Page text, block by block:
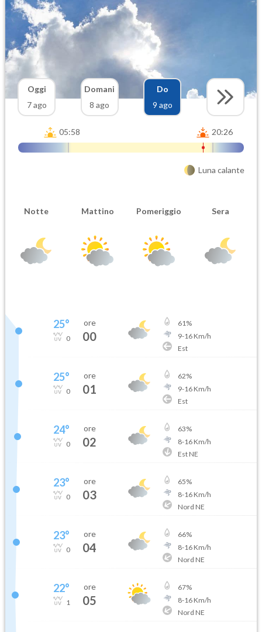
Oggi
7 ago
Domani
8 ago
Do
9 ago
05:58 20:26
Luna calante
Notte Mattino Pomeriggio Sera
25°
0
ore
00
61%
9-16Km/h
Est
25°
0
ore
01
62%
9-16Km/h
Est
24°
0
ore
02
63%
8-16Km/h
Est NE
23°
0
ore
03
65%
8-16Km/h
Nord NE
23°
0
ore
04
66%
8-16Km/h
Nord NE
22°
1
ore
05
67%
8-16Km/h
Nord NE